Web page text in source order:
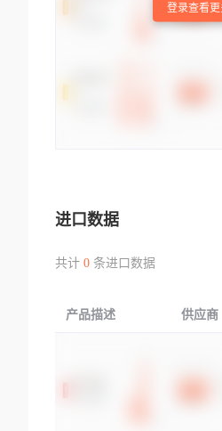
登录查看更
进口数据
共计 0条进口数据
产品描述 供应商